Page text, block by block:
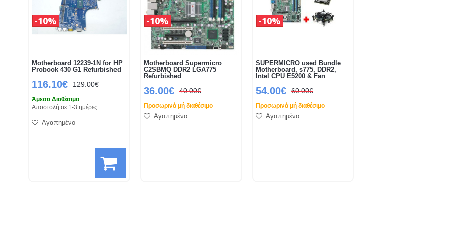
Motherboard 12239-1N for HP
Probook 430 G1 Refurbished
116.10€ 129.00€
10%
Άμεσα Διαθέσιμο
Αποστολή σε 1-3 ημέρες
Αγαπημένο
Motherboard Supermicro
C2SBMQ DDR2 LGA775
Refurbished
36.00€ 40.00€
10%
Προσωρινά μή διαθέσιμο
Αγαπημένο
SUPERMICRO used Bundle
Motherboard, s775, DDR2,
Intel CPU E5200 & Fan
54.00€ 60.00€
10%
Προσωρινά μή διαθέσιμο
Αγαπημένο